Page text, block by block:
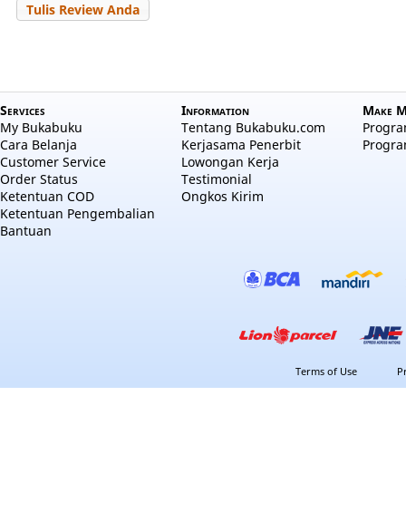
Tulis Review Anda
Services
My Bukabuku
Cara Belanja
Customer Service
Order Status
Ketentuan COD
Ketentuan Pengembalian
Bantuan
Information
Tentang Bukabuku.com
Kerjasama Penerbit
Lowongan Kerja
Testimonial
Ongkos Kirim
Make
Terms of Use